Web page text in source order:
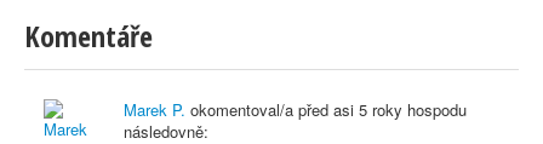
Komentáře
Marek P. okomentoval/a před asi 5 roky hospodu
následovně: